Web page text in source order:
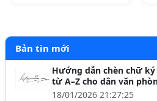
Bản tin mới
Hướng dẫn chèn chữ
từ A–Z cho dân văn
18/01/2026 21:27:25